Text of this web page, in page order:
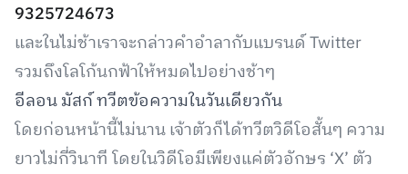
9325724673
และในไม่ช้าเราจะกล่าวคำอำลากับแบรนด์ Twitter
รวมถึงโลโก้นกฟ้าให้หมดไปอย่างช้าๆ
อีลอน มัสก์ ทวีตข้อความในวันเดียวกัน
โดยก่อนหน้านี้ไม่นาน เจ้าตัวก็ได้ทวีตวิดีโอสั้นๆ ความ
ยาวไม่กี่วินาที โดยในวิดีโอมีเพียงแค่ตัวอักษร ‘X’ ตัว